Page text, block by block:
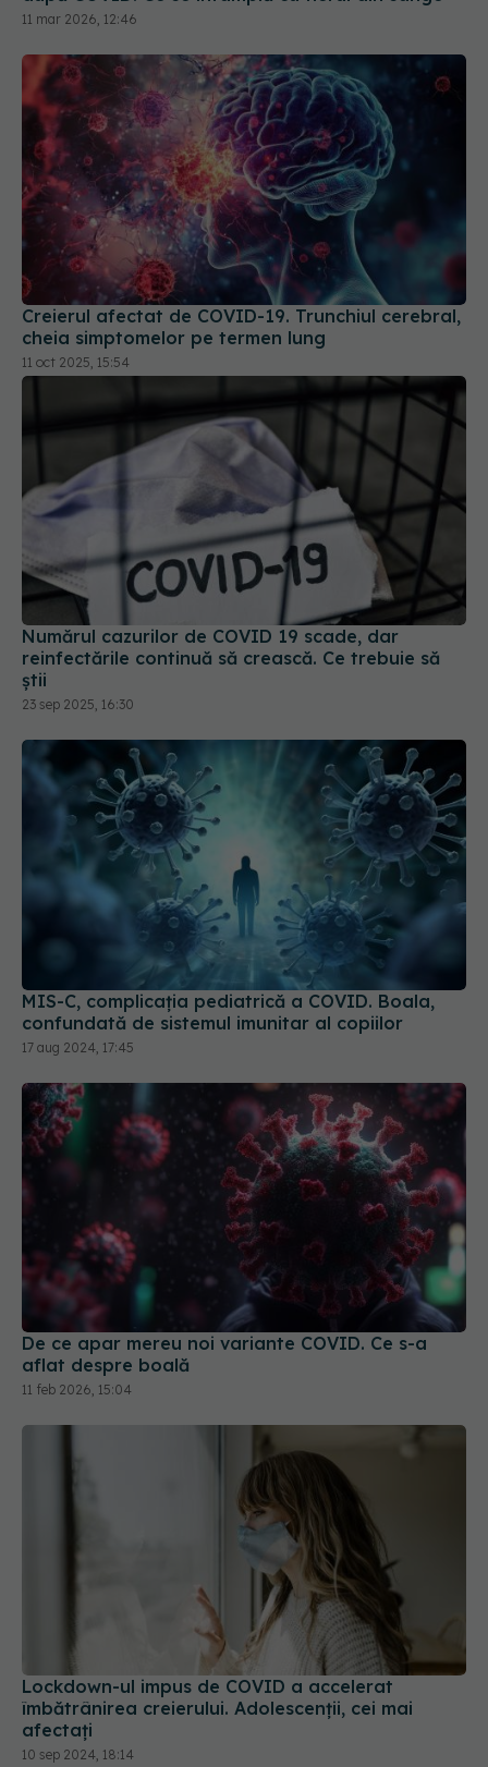
Creierul afectat de COVID-19. Trunchiul cerebral,
cheia simptomelor pe termen lung
11 oct 2025, 15:54
Numărul cazurilor de COVID 19 scade, dar
reinfectările continuă să crească. Ce trebuie să
știi
23 sep 2025, 16:30
MIS-C, complicația pediatrică a COVID. Boala,
confundată de sistemul imunitar al copiilor
17 aug 2024, 17:45
De ce apar mereu noi variante COVID. Ce s-a
aflat despre boală
11 feb 2026, 15:04
Lockdown-ul impus de COVID a accelerat
îmbătrânirea creierului. Adolescenții, cei mai
afectați
10 sep 2024, 18:14